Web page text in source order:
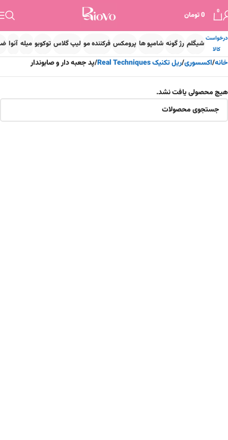
0
0تومان
درخواست
کالا
شیگلم رژ گونه شامپو ها پرومکس فرکننده مو لیپ گلاس توکوبو میله آنوا
خانه اکسسوری ریل تکنیک Real Techniques پد جعبه دار و صابوندار
هیچ محصولی یافت نشد.